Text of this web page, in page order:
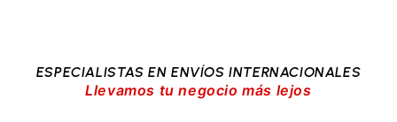
ESPECIALISTAS EN ENVÍOS INTERNACIONALES
Llevamos tu negocio más lejos